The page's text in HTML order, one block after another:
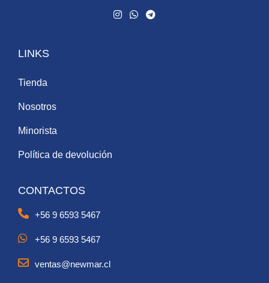
LINKS
Tienda
Nosotros
Minorista
Política de devolución
CONTACTOS
+56 9 6593 5467
+56 9 6593 5467
ventas@newmar.cl